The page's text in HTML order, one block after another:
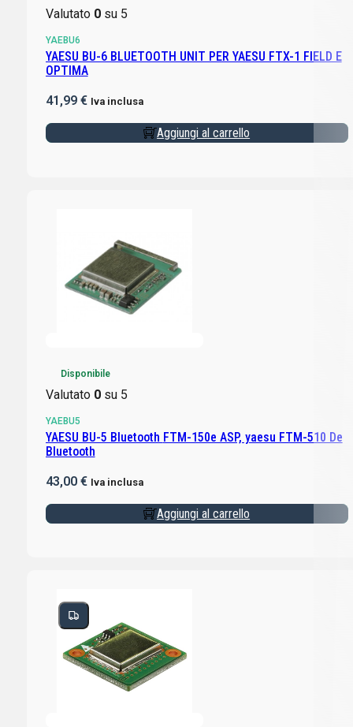
Valutato 0su 5
YAEBU6
YAESU BU-6 BLUETOOTH UNIT PER YAESU FTX-1 FIELD E
OPTIMA
41,99 € Iva inclusa
Aggiungi al carrello
Disponibile
Valutato 0su 5
YAEBU5
YAESU BU-5 Bluetooth FTM-150e ASP, yaesu FTM-510 De
Bluetooth
43,00 € Iva inclusa
Aggiungi al carrello